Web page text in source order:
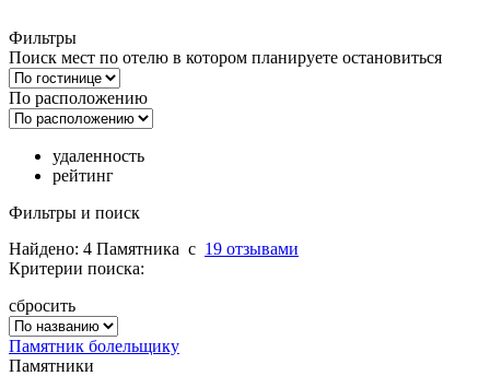
Фильтры
Поиск мест по отелю в котором планируете остановиться
По расположению
удаленность
рейтинг
Фильтры и поиск
Найдено: 4 Памятника c 19 отзывами
Критерии поиска:
сбросить
Памятник болельщику
Памятники